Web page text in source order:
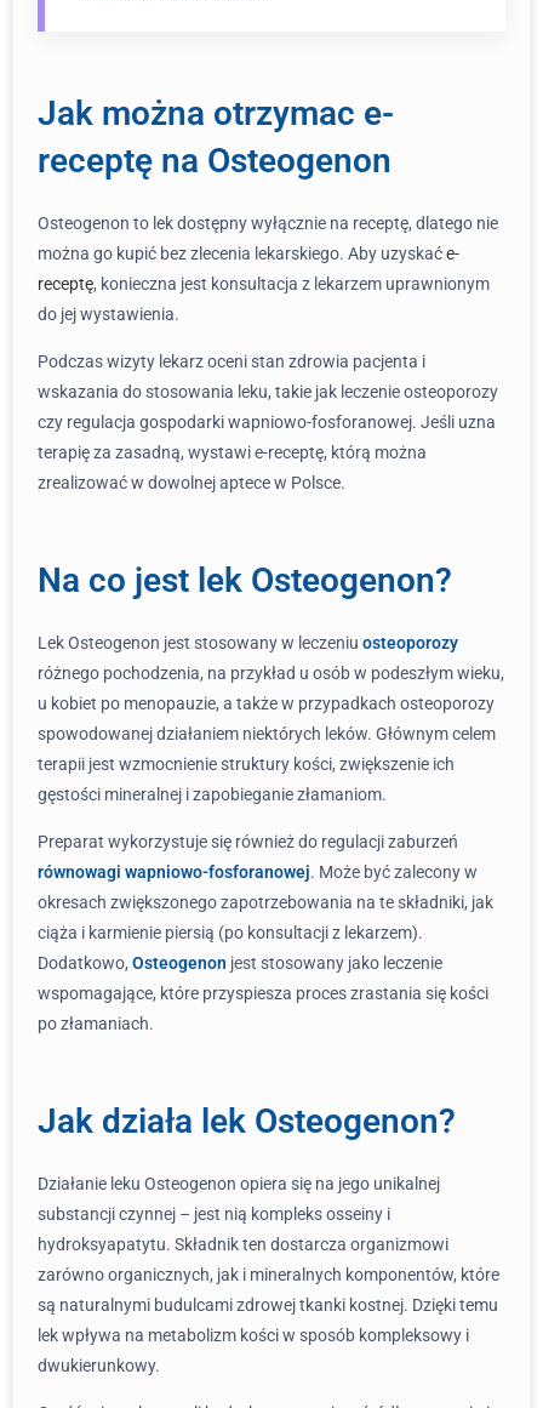
Jak można otrzymac e-
receptę na Osteogenon
Osteogenon to lek dostępny wyłącznie na receptę, dlatego nie
można go kupić bez zlecenia lekarskiego. Aby uzyskaće-
receptę, konieczna jest konsultacja z lekarzem uprawnionym
do jej wystawienia.
Podczas wizyty lekarz oceni stan zdrowia pacjenta i
wskazania do stosowania leku, takie jak leczenie osteoporozy
czy regulacja gospodarki wapniowo-fosforanowej. Jeśli uzna
terapię za zasadną, wystawi e-receptę, którą można
zrealizować w dowolnej aptece w Polsce.
Na co jest lek Osteogenon?
Lek Osteogenon jest stosowany w leczeniu osteoporozy
różnego pochodzenia, na przykład u osób w podeszłym wieku,
u kobiet po menopauzie, a także w przypadkach osteoporozy
spowodowanej działaniem niektórych leków. Głównym celem
terapii jest wzmocnienie struktury kości, zwiększenie ich
gęstości mineralnej i zapobieganie złamaniom.
Preparat wykorzystuje się również do regulacji zaburzeń
równowagi wapniowo-fosforanowej. Może być zalecony w
okresach zwiększonego zapotrzebowania na te składniki, jak
ciąża i karmienie piersią (po konsultacji z lekarzem).
Dodatkowo, Osteogenon jest stosowany jako leczenie
wspomagające, które przyspiesza proces zrastania się kości
po złamaniach.
Jak działa lek Osteogenon?
Działanie leku Osteogenon opiera się na jego unikalnej
substancji czynnej – jest nią kompleks osseiny i
hydroksyapatytu. Składnik ten dostarcza organizmowi
zarówno organicznych, jak i mineralnych komponentów, które
są naturalnymi budulcami zdrowej tkanki kostnej. Dzięki temu
lek wpływa na metabolizm kości w sposób kompleksowy i
dwukierunkowy.